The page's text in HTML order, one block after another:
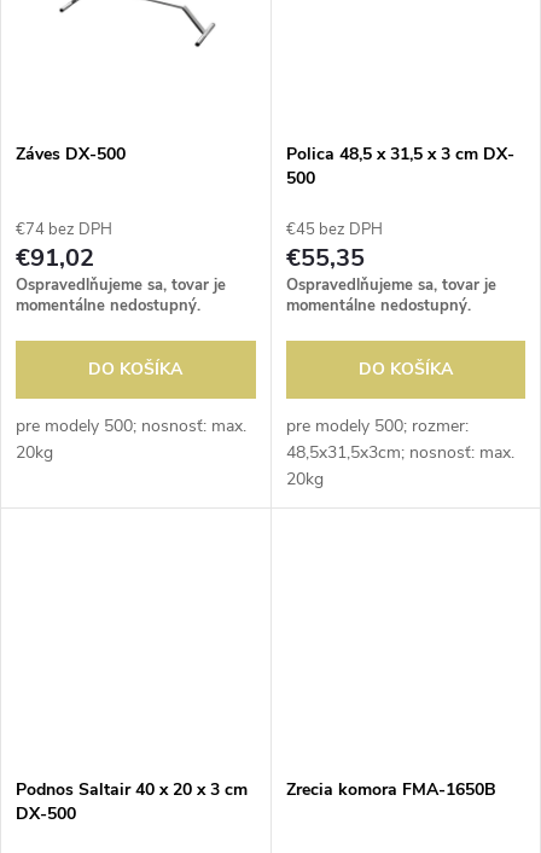
Záves DX-500
€74 bez DPH
€91,02
Ospravedlňujeme sa, tovar je
momentálne nedostupný.
DO KOŠÍKA
pre modely 500; nosnosť: max.
20kg
Polica 48,5 x 31,5 x 3 cm DX-
500
€45 bez DPH
€55,35
Ospravedlňujeme sa, tovar je
momentálne nedostupný.
DO KOŠÍKA
pre modely 500; rozmer:
48,5x31,5x3cm; nosnosť: max.
20kg
Podnos Saltair 40 x 20 x 3 cm
DX-500
Zrecia komora FMA-1650B